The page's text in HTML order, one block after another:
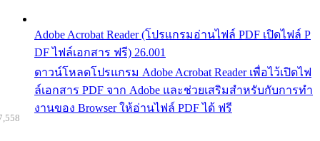
Adobe Acrobat Reader (โปรแกรมอ่านไฟล์ PDF เปิดไฟล์ P
DF ไฟล์เอกสาร ฟรี) 26.001
ดาวน์โหลดโปรแกรม Adobe Acrobat Reader เพื่อไว้เปิดไฟ
ล์เอกสาร PDF จาก Adobe และช่วยเสริมสำหรับกับการทำ
งานของ Browser ให้อ่านไฟล์ PDF ได้ ฟรี